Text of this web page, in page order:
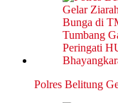
Polres Belitung